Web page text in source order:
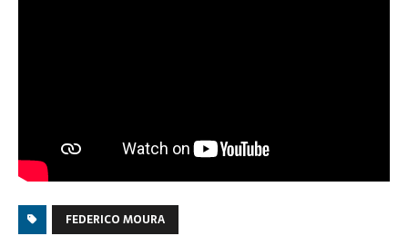
FEDERICO MOURA